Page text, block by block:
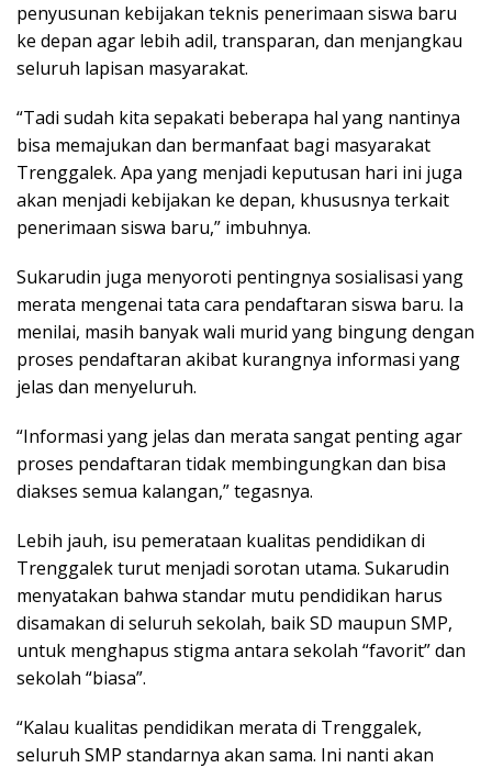
penyusunan kebijakan teknis penerimaan siswa baru
ke depan agar lebih adil, transparan, dan menjangkau
seluruh lapisan masyarakat.
“Tadi sudah kita sepakati beberapa hal yang nantinya
bisa memajukan dan bermanfaat bagi masyarakat
Trenggalek. Apa yang menjadi keputusan hari ini juga
akan menjadi kebijakan ke depan, khususnya terkait
penerimaan siswa baru,” imbuhnya.
Sukarudin juga menyoroti pentingnya sosialisasi yang
merata mengenai tata cara pendaftaran siswa baru. Ia
menilai, masih banyak wali murid yang bingung dengan
proses pendaftaran akibat kurangnya informasi yang
jelas dan menyeluruh.
“Informasi yang jelas dan merata sangat penting agar
proses pendaftaran tidak membingungkan dan bisa
diakses semua kalangan,” tegasnya.
Lebih jauh, isu pemerataan kualitas pendidikan di
Trenggalek turut menjadi sorotan utama. Sukarudin
menyatakan bahwa standar mutu pendidikan harus
disamakan di seluruh sekolah, baik SD maupun SMP,
untuk menghapus stigma antara sekolah “favorit” dan
sekolah “biasa”.
“Kalau kualitas pendidikan merata di Trenggalek,
seluruh SMP standarnya akan sama. Ini nanti akan